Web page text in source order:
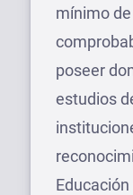
mínimo
poseer
estudios